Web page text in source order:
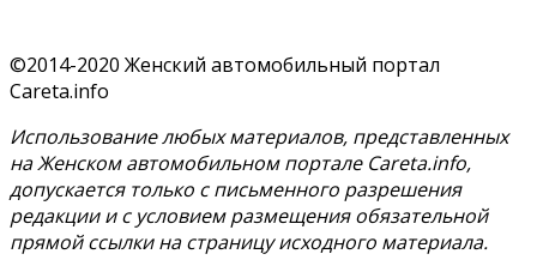
©2014-2020 Женский автомобильный портал
Careta.info
Использование любых материалов, представленных
на Женском автомобильном портале Careta.info,
допускается только с письменного разрешения
редакции и с условием размещения обязательной
прямой ссылки на страницу исходного материала.